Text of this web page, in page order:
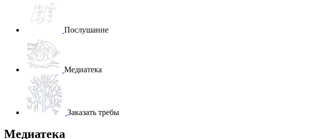
Послушание
Медиатека
Заказать требы
Медиатека